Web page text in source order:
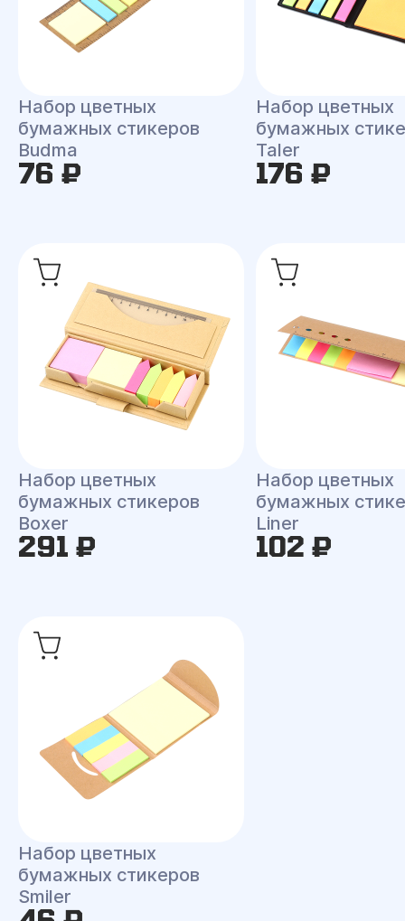
Набор цветных
бумажных стикеров
Budma
76 ₽
Набор цветных
бумажных
Taler
176 ₽
Набор цветных
бумажных стикеров
Boxer
291 ₽
Набор цветных
бумажных
Liner
102 ₽
Набор цветных
бумажных стикеров
Smiler